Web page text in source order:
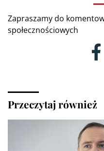
Zapraszamy do
społecznościowych
Przeczytaj również